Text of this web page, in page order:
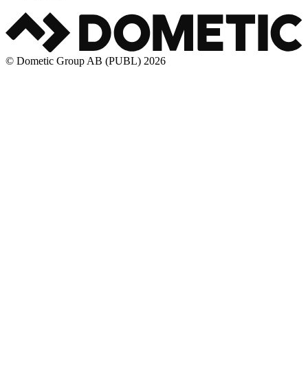
© Dometic Group AB (PUBL) 2026